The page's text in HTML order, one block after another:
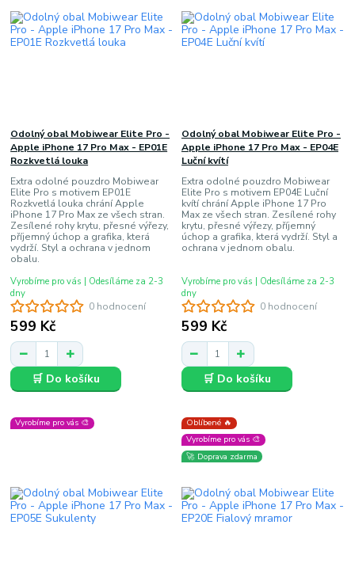
0 hodnocení
Odolný obal Mobiwear Elite Pro -
Apple iPhone 17 Pro Max - EP01E
Rozkvetlá louka
Extra odolné pouzdro Mobiwear
Elite Pro s motivem EP01E
Rozkvetlá louka chrání Apple
iPhone 17 Pro Max ze všech stran.
Zesílené rohy krytu, přesné výřezy,
příjemný úchop a grafika, která
vydrží. Styl a ochrana v jednom
obalu.
599 Kč
Vyrobíme pro vás | Odesíláme za 2-3
dny
🛒 Do košíku
0 hodnocení
Odolný obal Mobiwear Elite Pro -
Apple iPhone 17 Pro Max - EP04E
Luční kvítí
Extra odolné pouzdro Mobiwear
Elite Pro s motivem EP04E Luční
kvítí chrání Apple iPhone 17 Pro
Max ze všech stran. Zesílené rohy
krytu, přesné výřezy, příjemný
úchop a grafika, která vydrží. Styl a
ochrana v jednom obalu.
599 Kč
Vyrobíme pro vás | Odesíláme za 2-3
dny
🛒 Do košíku
Vyrobíme pro vás 🎨
Oblíbené 🔥
Vyrobíme pro vás 🎨
🚀 Doprava zdarma